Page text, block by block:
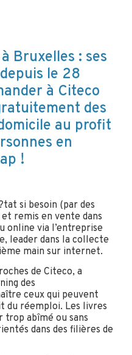
Bruxelles : ses
le 28
à Citeco
des
au profit
en
!
si besoin (par des
remis en vente dans
online via l’entreprise
leader dans la collecte
main sur internet.
de Citeco, a
des
ceux qui peuvent
du réemploi. Les livres
trop abîmé ou sans
dans des filières de